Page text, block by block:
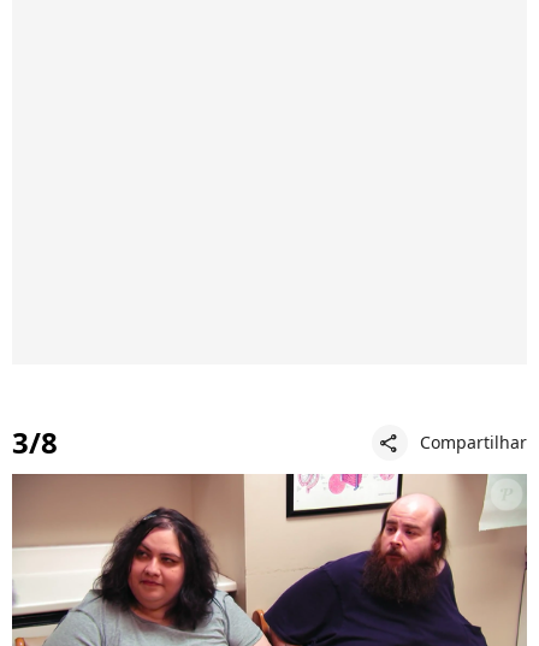
3/8 share Compartilhar